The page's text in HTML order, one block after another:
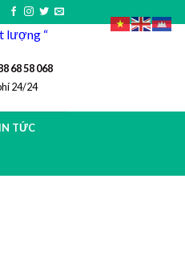
lượng “
68 58 068
24/24
TỨC